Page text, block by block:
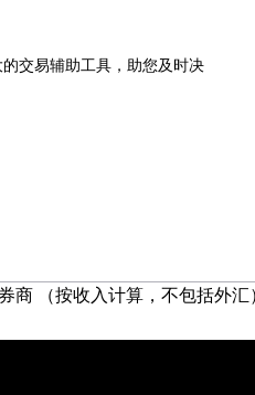
交易辅助工具，助您及时决
商 （按收入计算，不包括外